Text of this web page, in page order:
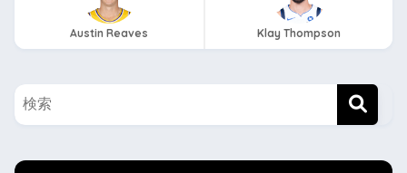
Austin Reaves Klay Thompson